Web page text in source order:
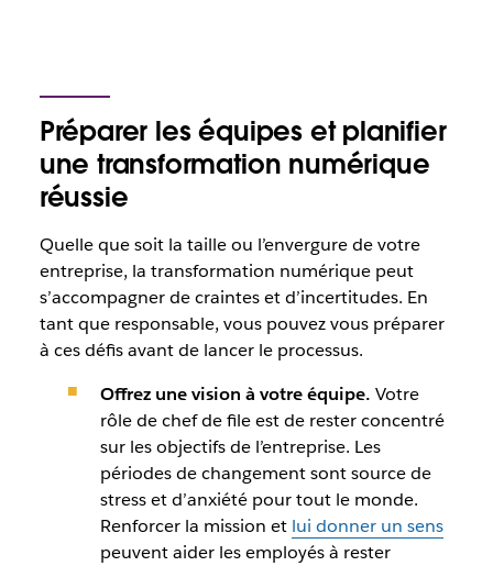
Préparer les équipes et planifier
une transformation numérique
réussie
Quelle que soit la taille ou l’envergure de votre
entreprise, la transformation numérique peut
s’accompagner de craintes et d’incertitudes. En
tant que responsable, vous pouvez vous préparer
à ces défis avant de lancer le processus.
Offrez une vision à votre équipe. Votre
rôle de chef de file est de rester concentré
sur les objectifs de l’entreprise. Les
périodes de changement sont source de
stress et d’anxiété pour tout le monde.
Renforcer la mission et lui donner un sens
peuvent aider les employés à rester